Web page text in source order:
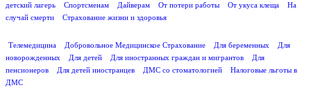
детский лагерь
Спортсменам Дайверам От потери работы От укуса клеща
На
случай смерти
Страхование жизни и здоровья
Телемедицина
Добровольное Медицинское Страхование Для беременных
Для
новорожденных
Для детей Для иностранных граждан и мигрантов
Для
пенсионеров
Для детей иностранцев ДМС со стоматологией
Налоговые льготы в
ДМС